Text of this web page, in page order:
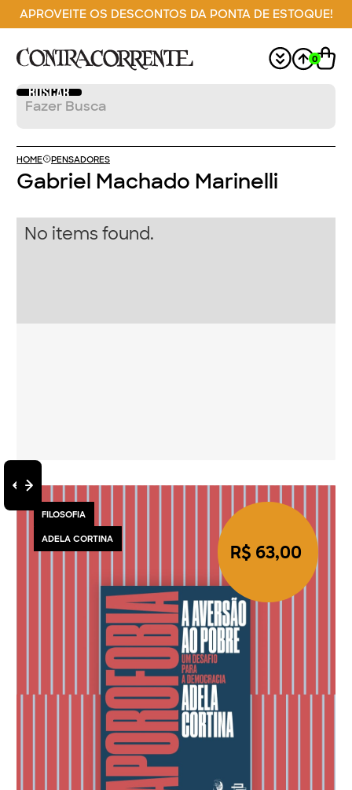
APROVEITE OS DESCONTOS DA PONTA DE ESTOQUE!
0
HOME PENSADORES
Gabriel Machado Marinelli
No items found.
FILOSOFIA
ADELA CORTINA
R$ 63,00